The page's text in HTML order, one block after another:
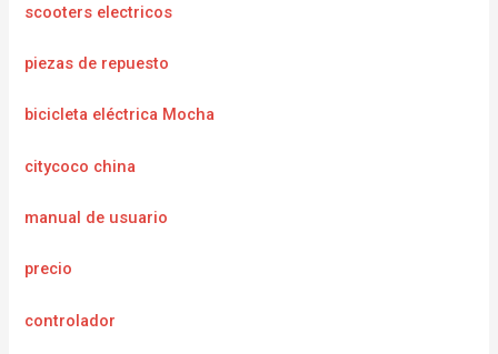
scooters electricos
piezas de repuesto
bicicleta eléctrica Mocha
citycoco china
manual de usuario
precio
controlador